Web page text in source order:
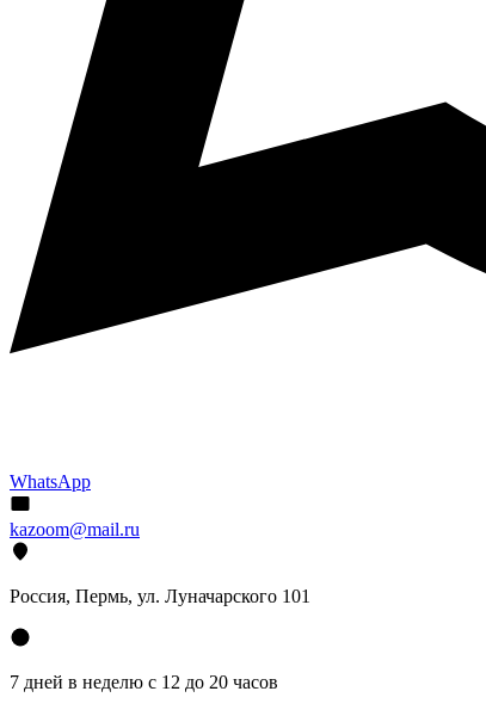
WhatsApp
kazoom@mail.ru
Россия, Пермь, ул. Луначарского 101
7 дней в неделю с 12 до 20 часов